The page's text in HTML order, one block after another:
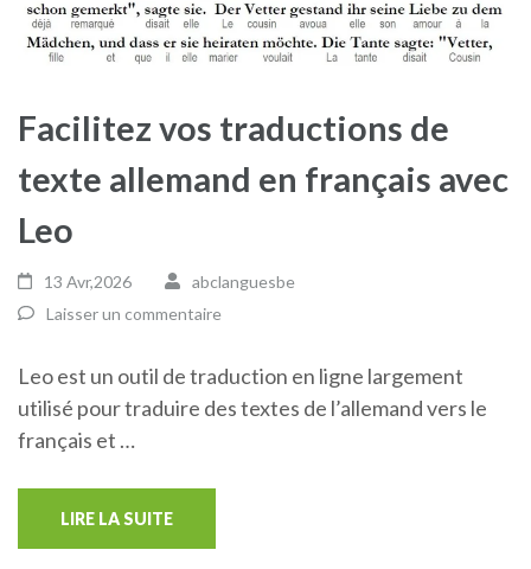
Facilitez vos traductions de
texte allemand en français avec
Leo
13 Avr,2026
abclanguesbe
Laisser un commentaire
Leo est un outil de traduction en ligne largement
utilisé pour traduire des textes de l’allemand vers le
français et …
LIRE LA SUITE